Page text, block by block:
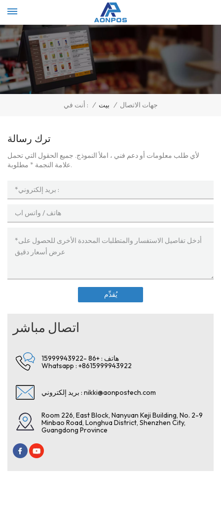
أنت في : / بيت / جهات الاتصال
ترك رسالة
لأي طلب معلومات أو دعم فني ، املأ النموذج. جميع الحقول التي تحمل
علامة النجمة * مطلوبة.
يُقدِّم
اتصال مباشر
هاتف :+86 -15999943922
Whatsapp : +8615999943922
بريد إلكتروني : nikki@aonpostech.com
Room 226, East Block, Nanyuan Keji Building, No. 2-9
Minbao Road, Longhua District, Shenzhen City,
Guangdong Province